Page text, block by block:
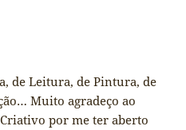
de Leitura, de Pintura, de
Muito agradeço ao
por me ter aberto